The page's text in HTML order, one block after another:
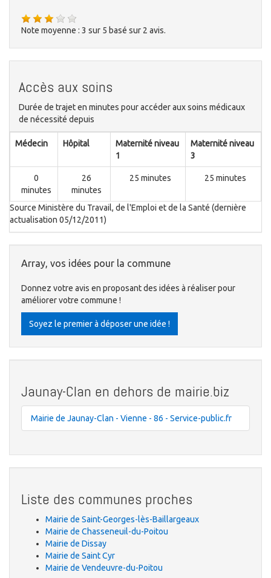
Note moyenne : 3 sur 5 basé sur 2 avis.
Accès aux soins
Durée de trajet en minutes pour accéder aux soins médicaux
de nécessité depuis
Médecin Hôpital
Maternité niveau
1
Maternité niveau
3
0
minutes
26
minutes
25 minutes 25 minutes
Source Ministère du Travail, de l'Emploi et de la Santé (dernière
actualisation 05/12/2011)
Array, vos idées pour la commune
Donnez votre avis en proposant des idées à réaliser pour
améliorer votre commune !
Soyez le premier à déposer une idée !
Jaunay-Clan en dehors de mairie.biz
Mairie de Jaunay-Clan - Vienne - 86 - Service-public.fr
Liste des communes proches
Mairie de Saint-Georges-lès-Baillargeaux
Mairie de Chasseneuil-du-Poitou
Mairie de Dissay
Mairie de Saint Cyr
Mairie de Vendeuvre-du-Poitou